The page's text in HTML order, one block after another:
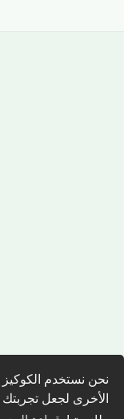
نحن نستخدم الكوكيز
الأخرى لجعل